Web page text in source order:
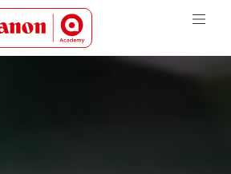
Canon Academy Logo